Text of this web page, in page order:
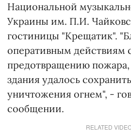
Национальной
Украины им. П.И.
гостиницы "Крещатик".
оперативным действиям
предотвращению пожара,
здания удалось
уничтожения огнем", -
сообщении.
RELATED